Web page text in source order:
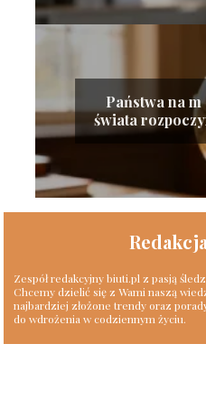
Państwa na
świata
tę
Zespół redakcyjny biuti.pl z pasją
Chcemy dzielić się z Wami naszą
najbardziej złożone trendy oraz
do wdrożenia w codziennym życiu.